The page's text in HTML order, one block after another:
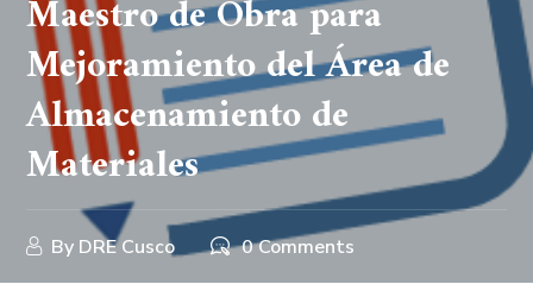
Maestro de Obra para
Mejoramiento del Área de
Almacenamiento de
Materiales
By DRE Cusco 0 Comments